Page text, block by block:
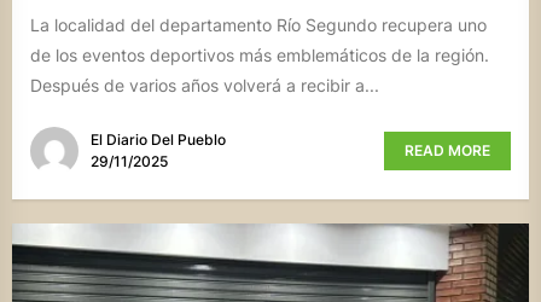
La localidad del departamento Río Segundo recupera uno
de los eventos deportivos más emblemáticos de la región.
Después de varios años volverá a recibir a...
El Diario Del Pueblo
29/11/2025
READ MORE